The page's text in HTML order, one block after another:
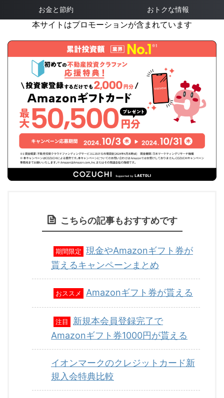
お金と節約 おトクな情報
本サイトはプロモーションが含まれています
こちらの記事もおすすめです
期間限定
現金やAmazonギフト券が
貰えるキャンペーンまとめ
おススメ Amazonギフト券が貰える
注目
新規本会員登録完了で
Amazonギフト券1000円が貰える
イオンマークのクレジットカード新
規入会特典比較